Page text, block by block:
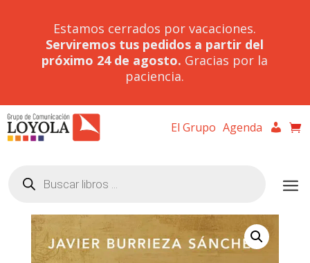
Estamos cerrados por vacaciones.
Serviremos tus pedidos a partir del
próximo 24 de agosto. Gracias por la
paciencia.
El Grupo Agenda
productos